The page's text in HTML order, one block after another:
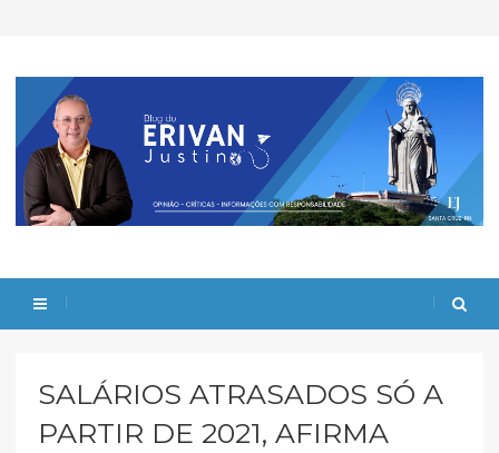
SALÁRIOS ATRASADOS SÓ A
PARTIR DE 2021, AFIRMA